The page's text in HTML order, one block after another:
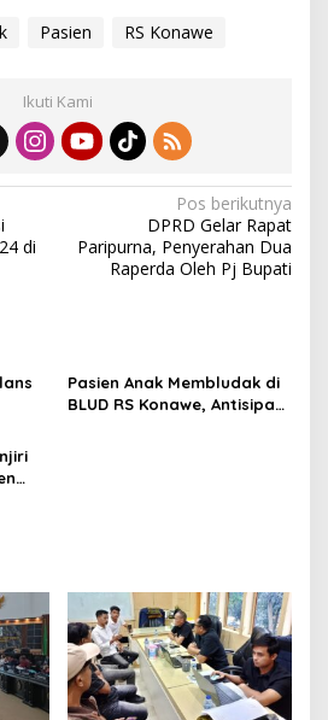
Pasien RS Konawe
Ikuti Kami
di
Pos berikutnya
DPRD Gelar Rapat
Paripurna, Penyerahan Dua
Raperda Oleh Pj Bupati
Pasien Anak Membludak di
BLUD RS Konawe, Antisipasi